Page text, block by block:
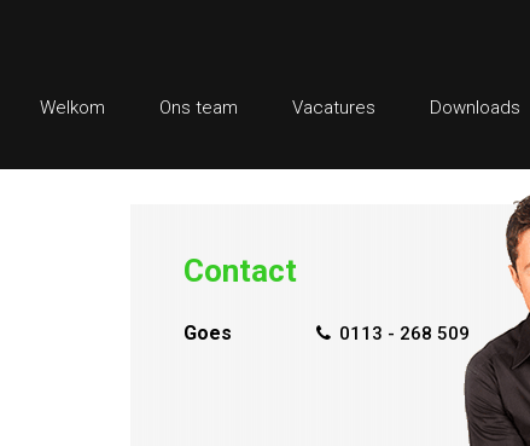
Welkom Ons team Vacatures Downloads
Contact
Goes 0113 - 268 509